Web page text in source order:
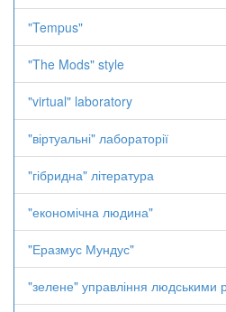
"Tempus"
"The Mods" style
"virtual" laboratory
"віртуальні" лабораторії
"гібридна" література
"економічна людина"
"Еразмус Мундус"
"зелене" управління людськими